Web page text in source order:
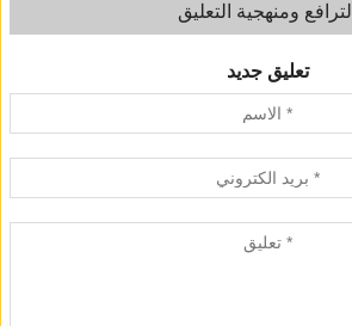
الترافع ومنهجية التعليق
تعليق جديد